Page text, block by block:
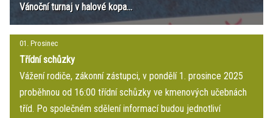
Vánoční turnaj v halové kopa...
01. Prosinec
Třídní schůzky
Vážení rodiče, zákonní zástupci, v pondělí 1. prosince 2025
proběhnou od 16:00 třídní schůzky ve kmenových učebnách
tříd. Po společném sdělení informací budou jednotliví